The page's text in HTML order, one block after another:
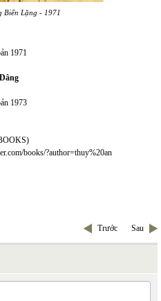
Biển Lặng - 1971
1971
1973
books/?author=thuy%20an
Trước Sau